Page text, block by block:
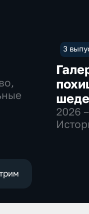
3
2026